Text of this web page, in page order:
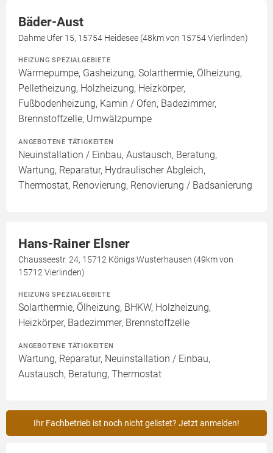
Bäder-Aust
Dahme Ufer 15, 15754 Heidesee (48km von 15754 Vierlinden)
HEIZUNG SPEZIALGEBIETE
Wärmepumpe, Gasheizung, Solarthermie, Ölheizung,
Pelletheizung, Holzheizung, Heizkörper,
Fußbodenheizung, Kamin / Ofen, Badezimmer,
Brennstoffzelle, Umwälzpumpe
ANGEBOTENE TÄTIGKEITEN
Neuinstallation / Einbau, Austausch, Beratung,
Wartung, Reparatur, Hydraulischer Abgleich,
Thermostat, Renovierung, Renovierung / Badsanierung
Hans-Rainer Elsner
Chausseestr. 24, 15712 Königs Wusterhausen (49km von
15712 Vierlinden)
HEIZUNG SPEZIALGEBIETE
Solarthermie, Ölheizung, BHKW, Holzheizung,
Heizkörper, Badezimmer, Brennstoffzelle
ANGEBOTENE TÄTIGKEITEN
Wartung, Reparatur, Neuinstallation / Einbau,
Austausch, Beratung, Thermostat
Ihr Fachbetrieb ist noch nicht gelistet? Jetzt anmelden!